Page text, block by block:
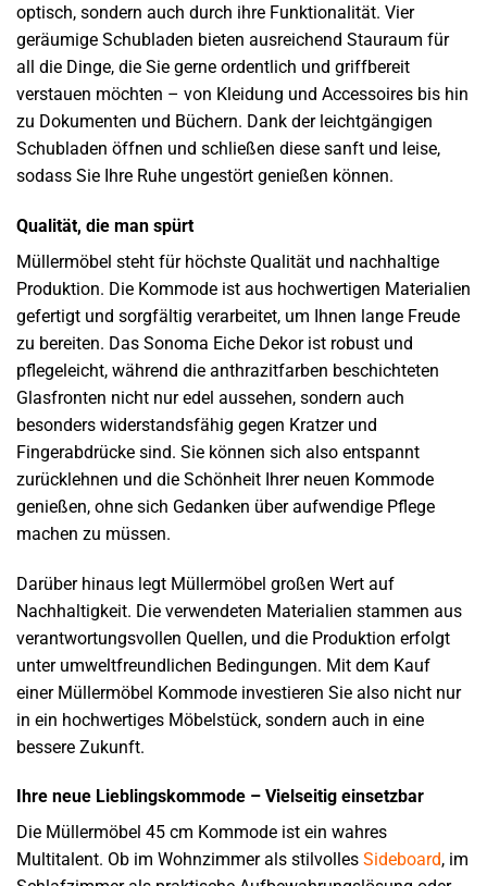
optisch, sondern auch durch ihre Funktionalität. Vier
geräumige Schubladen bieten ausreichend Stauraum für
all die Dinge, die Sie gerne ordentlich und griffbereit
verstauen möchten – von Kleidung und Accessoires bis hin
zu Dokumenten und Büchern. Dank der leichtgängigen
Schubladen öffnen und schließen diese sanft und leise,
sodass Sie Ihre Ruhe ungestört genießen können.
Qualität, die man spürt
Müllermöbel steht für höchste Qualität und nachhaltige
Produktion. Die Kommode ist aus hochwertigen Materialien
gefertigt und sorgfältig verarbeitet, um Ihnen lange Freude
zu bereiten. Das Sonoma Eiche Dekor ist robust und
pflegeleicht, während die anthrazitfarben beschichteten
Glasfronten nicht nur edel aussehen, sondern auch
besonders widerstandsfähig gegen Kratzer und
Fingerabdrücke sind. Sie können sich also entspannt
zurücklehnen und die Schönheit Ihrer neuen Kommode
genießen, ohne sich Gedanken über aufwendige Pflege
machen zu müssen.
Darüber hinaus legt Müllermöbel großen Wert auf
Nachhaltigkeit. Die verwendeten Materialien stammen aus
verantwortungsvollen Quellen, und die Produktion erfolgt
unter umweltfreundlichen Bedingungen. Mit dem Kauf
einer Müllermöbel Kommode investieren Sie also nicht nur
in ein hochwertiges Möbelstück, sondern auch in eine
bessere Zukunft.
Ihre neue Lieblingskommode – Vielseitig einsetzbar
Die Müllermöbel 45 cm Kommode ist ein wahres
Multitalent. Ob im Wohnzimmer als stilvolles Sideboard, im